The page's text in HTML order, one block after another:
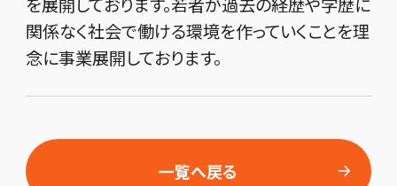
関係なく社会で働ける環境を作っていくことを理
念に事業展開しております。
一覧へ戻る